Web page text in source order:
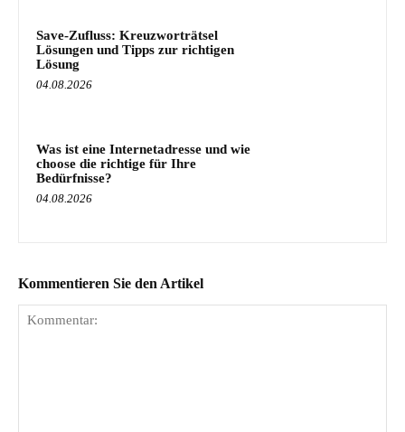
Save-Zufluss: Kreuzworträtsel
Lösungen und Tipps zur richtigen
Lösung
04.08.2026
Was ist eine Internetadresse und wie
choose die richtige für Ihre
Bedürfnisse?
04.08.2026
Kommentieren Sie den Artikel